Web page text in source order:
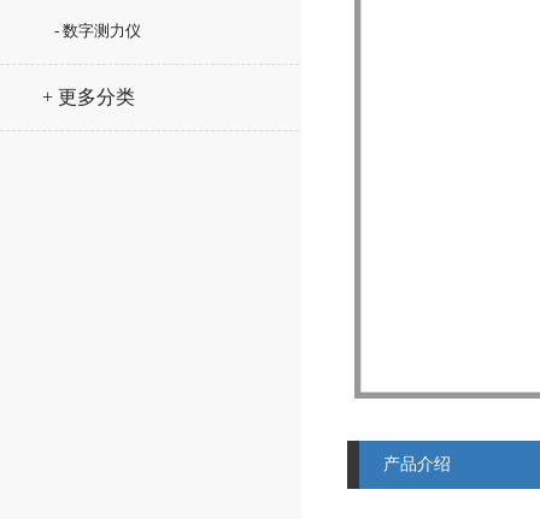
- 数字测力仪
+ 更多分类
产品介绍